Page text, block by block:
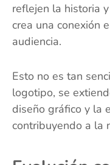
reflejen la historia
crea una conexión
audiencia.
Esto no es tan
logotipo, se
diseño gráfico y la
contribuyendo a la